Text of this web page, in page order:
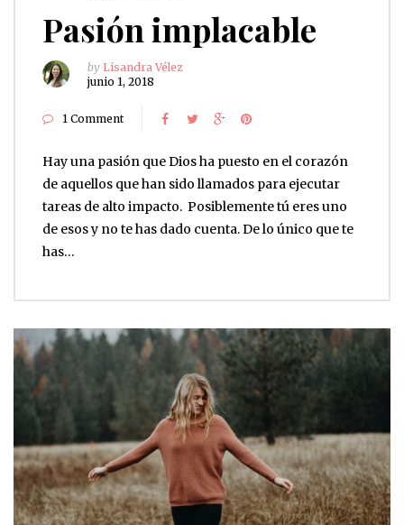
Pasión implacable
by Lisandra Vélez
junio 1, 2018
1 Comment
Hay una pasión que Dios ha puesto en el corazón
de aquellos que han sido llamados para ejecutar
tareas de alto impacto. Posiblemente tú eres uno
de esos y no te has dado cuenta. De lo único que te
has…